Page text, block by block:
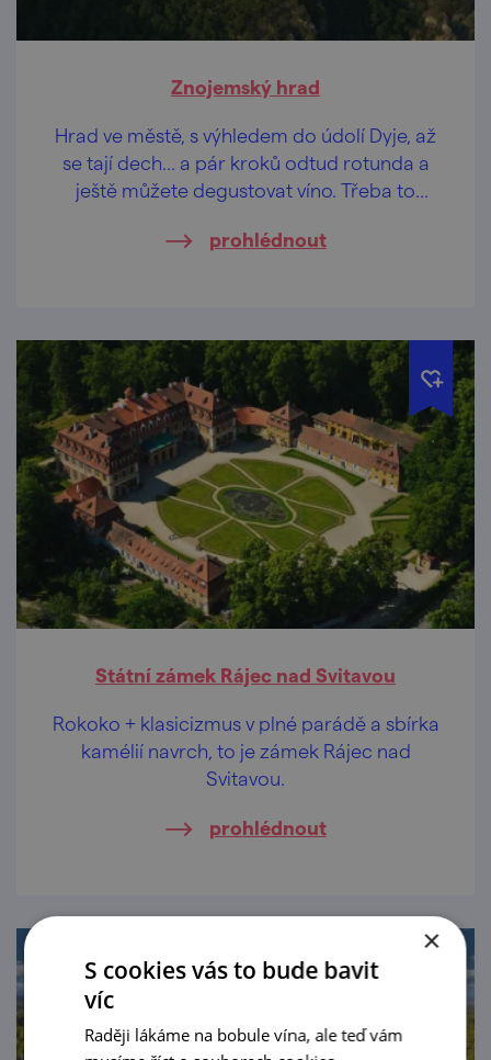
Znojemský hrad
Hrad ve městě, s výhledem do údolí Dyje, až
se tají dech… a pár kroků odtud rotunda a
ještě můžete degustovat víno. Třeba to
prohlédnout
Státní zámek Rájec nad Svitavou
Rokoko + klasicizmus v plné parádě a sbírka
kamélií navrch, to je zámek Rájec nad
Svitavou.
prohlédnout
×
S cookies vás to bude bavit
víc
Raději lákáme na bobule vína, ale teď vám